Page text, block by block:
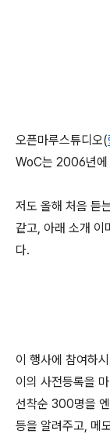
오픈마루스튜디오(
WoC는 2006년에
저도 올해 처음 듣
같고, 아래 소개 이
다.
이 행사에 참여하
이의 사전등록을
선착순 300명을
등을 알려주고, 메